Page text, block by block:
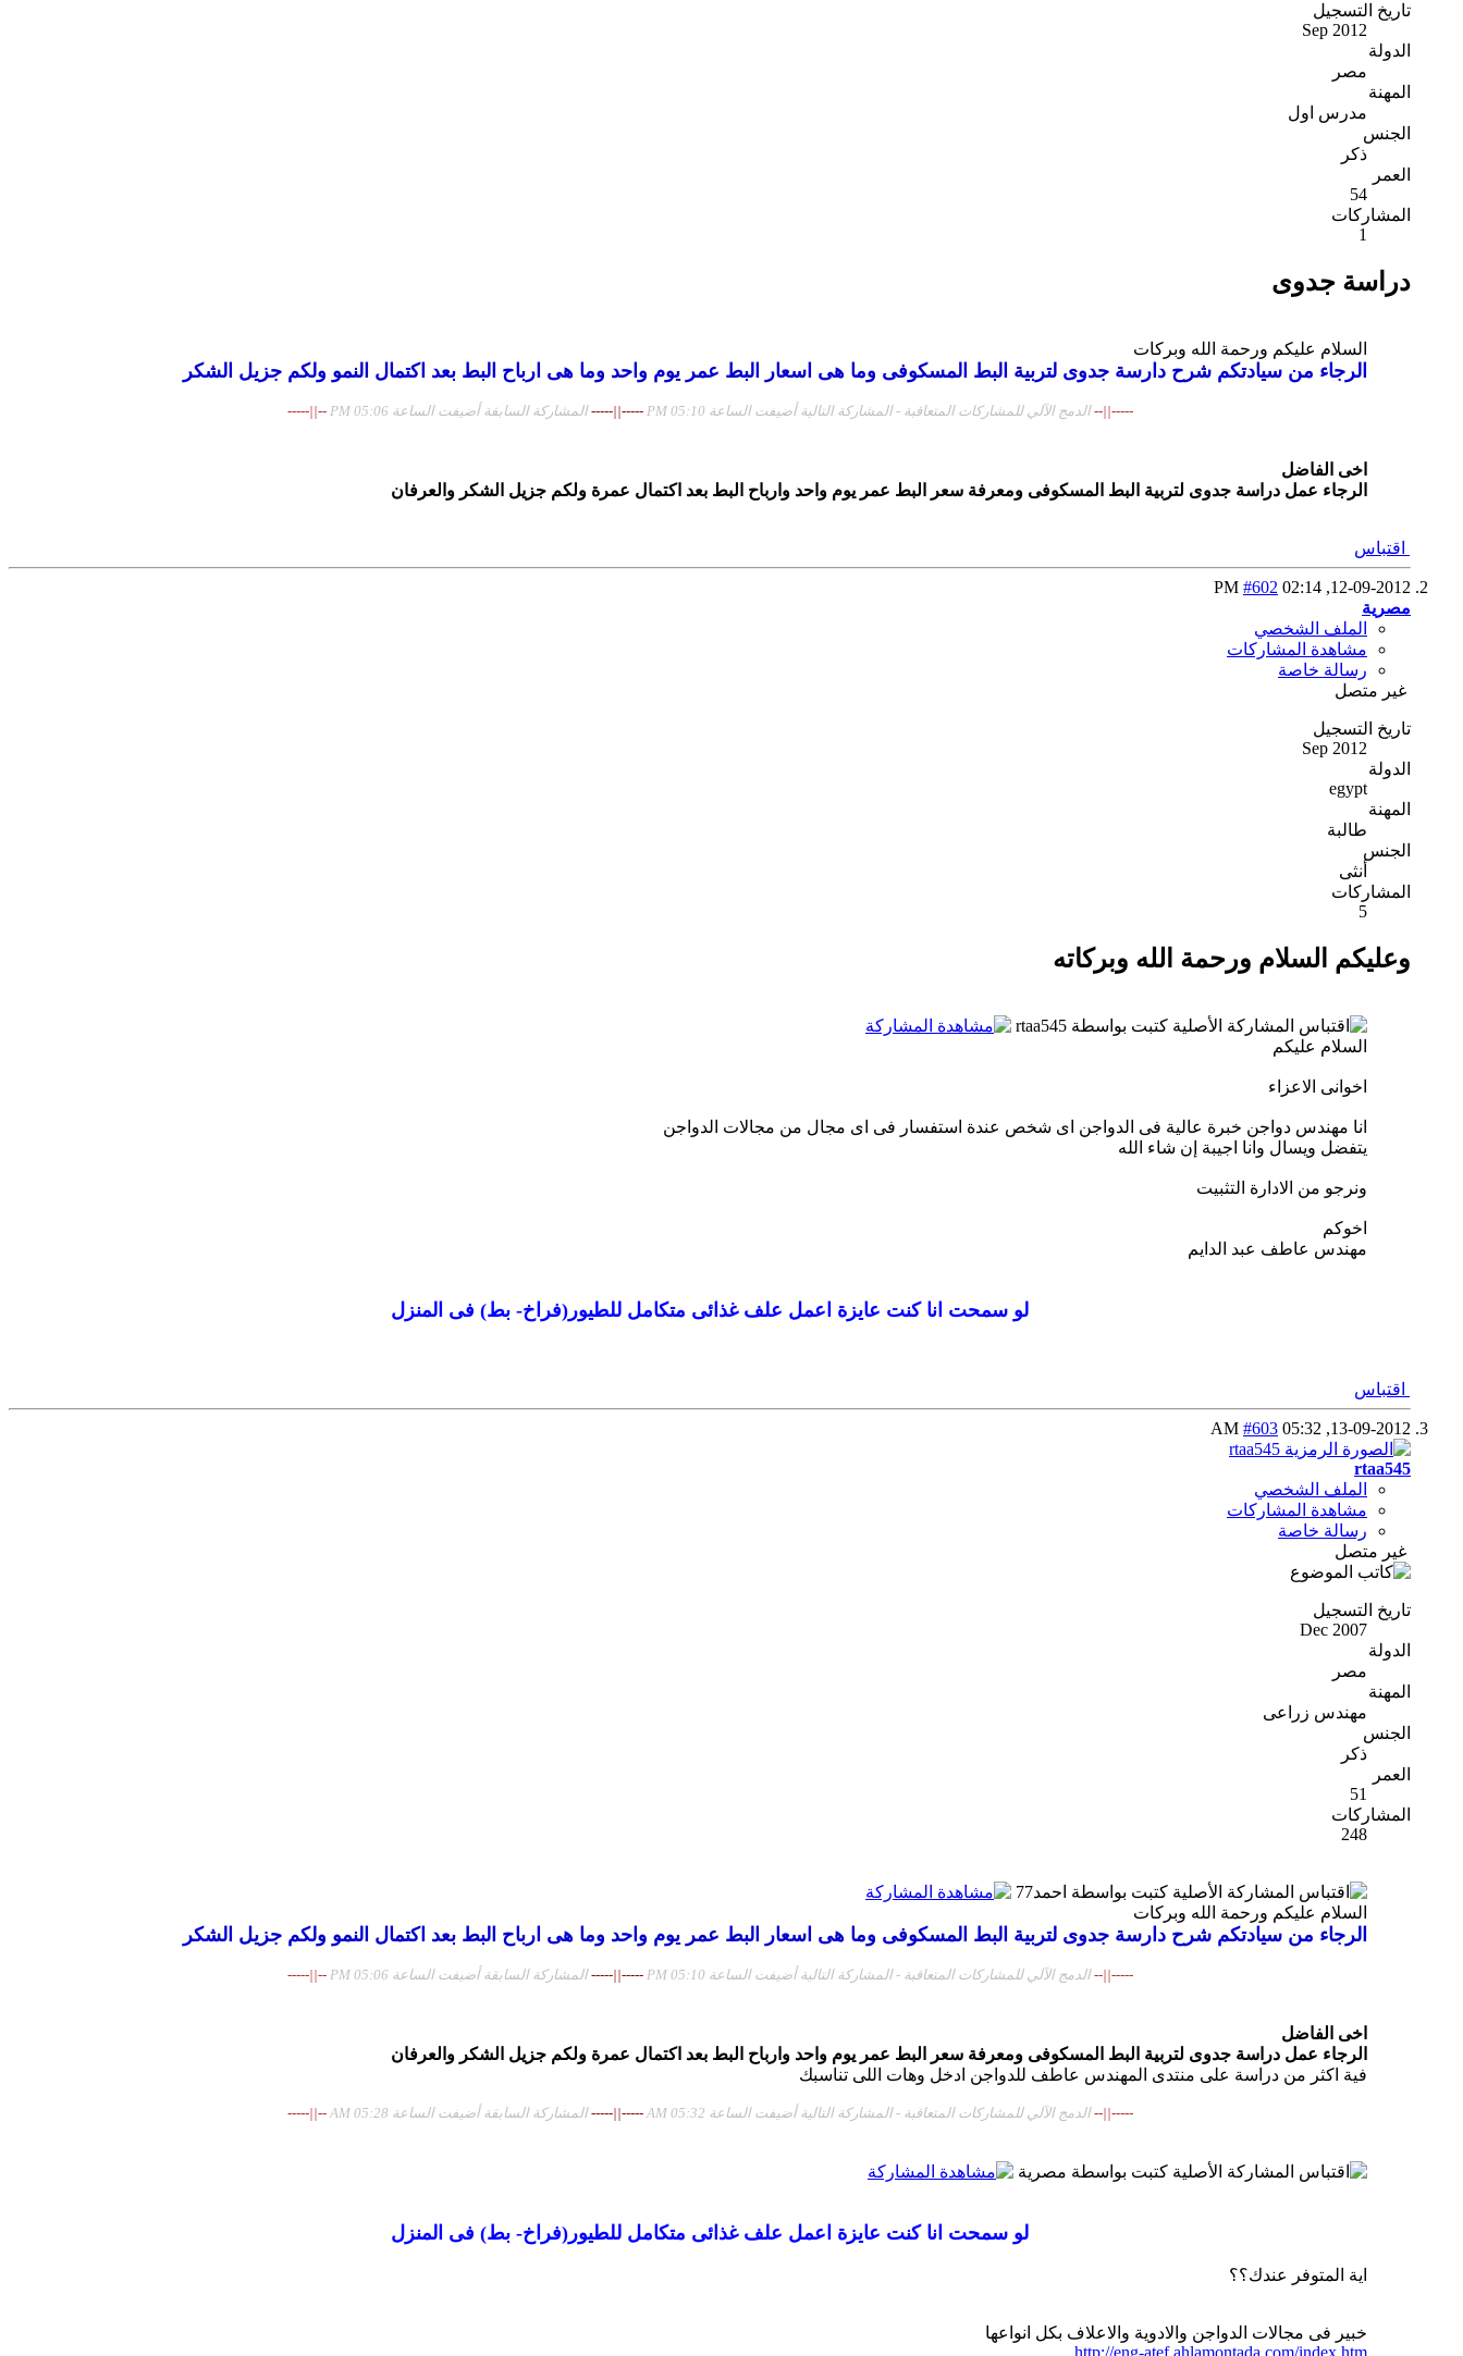
تاريخ التسجيل
Sep 2012
الدولة
مصر
المهنة
مدرس اول
الجنس
ذكر
العمر
54
المشاركات
1
دراسة جدوى
السلام عليكم ورحمة الله وبركات
الرجاء من سيادتكم شرح دارسة جدوى لتربية البط المسكوفى وما هى اسعار البط عمر يوم واحد وما هى ارباح البط بعد اكتمال النمو ولكم جزيل الشكر
-----||--الدمج الآلي للمشاركات المتعاقبة - المشاركة التالية أضيفت الساعة 05:10 PM -----||-----المشاركة السابقة أضيفت الساعة 05:06 PM --||-----
اخى الفاضل
الرجاء عمل دراسة جدوى لتربية البط المسكوفى ومعرفة سعر البط عمر يوم واحد وارباح البط بعد اكتمال عمرة ولكم جزيل الشكر والعرفان
اقتباس
12-09-2012,
02:14 PM
#602
مصرية
الملف الشخصي
مشاهدة المشاركات
رسالة خاصة
غير متصل
تاريخ التسجيل
Sep 2012
الدولة
egypt
المهنة
طالبة
الجنس
أنثى
المشاركات
5
وعليكم السلام ورحمة الله وبركاته
المشاركة الأصلية كتبت بواسطة rtaa545
السلام عليكم
اخوانى الاعزاء
انا مهندس دواجن خبرة عالية فى الدواجن اى شخص عندة استفسار فى اى مجال من مجالات الدواجن
يتفضل ويسال وانا اجيبة إن شاء الله
ونرجو من الادارة التثبيت
اخوكم
مهندس عاطف عبد الدايم
لو سمحت انا كنت عايزة اعمل علف غذائى متكامل للطيور(فراخ- بط) فى المنزل
اقتباس
13-09-2012,
05:32 AM
#603
rtaa545
الملف الشخصي
مشاهدة المشاركات
رسالة خاصة
غير متصل
تاريخ التسجيل
Dec 2007
الدولة
مصر
المهنة
مهندس زراعى
الجنس
ذكر
العمر
51
المشاركات
248
المشاركة الأصلية كتبت بواسطة احمد77
السلام عليكم ورحمة الله وبركات
الرجاء من سيادتكم شرح دارسة جدوى لتربية البط المسكوفى وما هى اسعار البط عمر يوم واحد وما هى ارباح البط بعد اكتمال النمو ولكم جزيل الشكر
-----||--الدمج الآلي للمشاركات المتعاقبة - المشاركة التالية أضيفت الساعة 05:10 PM -----||-----المشاركة السابقة أضيفت الساعة 05:06 PM --||-----
اخى الفاضل
الرجاء عمل دراسة جدوى لتربية البط المسكوفى ومعرفة سعر البط عمر يوم واحد وارباح البط بعد اكتمال عمرة ولكم جزيل الشكر والعرفان
فية اكثر من دراسة على منتدى المهندس عاطف للدواجن ادخل وهات اللى تناسبك
-----||--الدمج الآلي للمشاركات المتعاقبة - المشاركة التالية أضيفت الساعة 05:32 AM -----||-----المشاركة السابقة أضيفت الساعة 05:28 AM --||-----
المشاركة الأصلية كتبت بواسطة مصرية
لو سمحت انا كنت عايزة اعمل علف غذائى متكامل للطيور(فراخ- بط) فى المنزل
اية المتوفر عندك؟؟
خبير فى مجالات الدواجن والادوية والاعلاف بكل انواعها
http://eng-atef.ahlamontada.com/index.htm